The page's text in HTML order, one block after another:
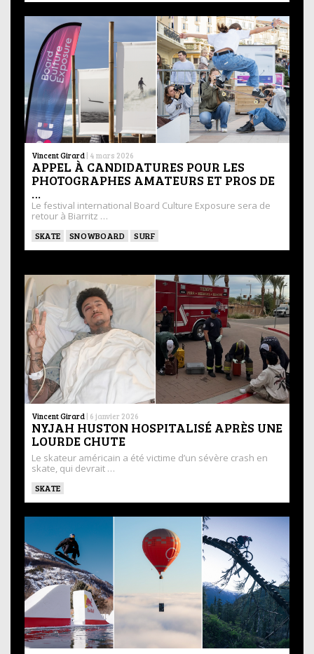
Vincent Girard | 4 mars 2026
APPEL À CANDIDATURES POUR LES
PHOTOGRAPHES AMATEURS ET PROS DE
…
Le festival international Board Culture Exposure sera de
retour à Biarritz …
SKATE SNOWBOARD SURF
Vincent Girard | 6 janvier 2026
NYJAH HUSTON HOSPITALISÉ APRÈS UNE
LOURDE CHUTE
Le skateur américain a été victime d’un sévère crash en
skate, qui devrait …
SKATE